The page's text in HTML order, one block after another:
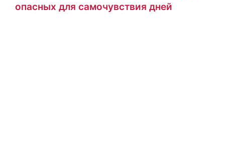
опасных для самочувствия дней